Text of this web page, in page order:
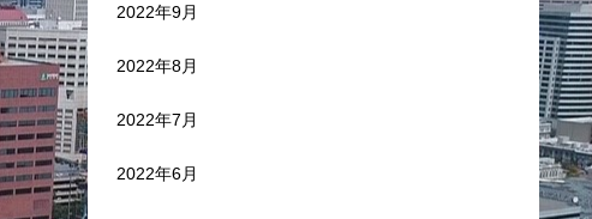
2022年9月
2022年8月
2022年7月
2022年6月